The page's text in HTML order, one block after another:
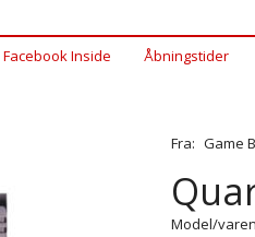
Facebook Inside Åbningstider
Fra: Game
Model/